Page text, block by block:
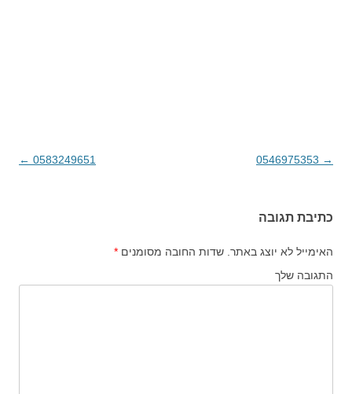
ניווט בפוסטים
→
0583249651
←
כתיבת תגובה
האימייל לא יוצג באתר. שדות החובה מסומנים *
התגובה שלך